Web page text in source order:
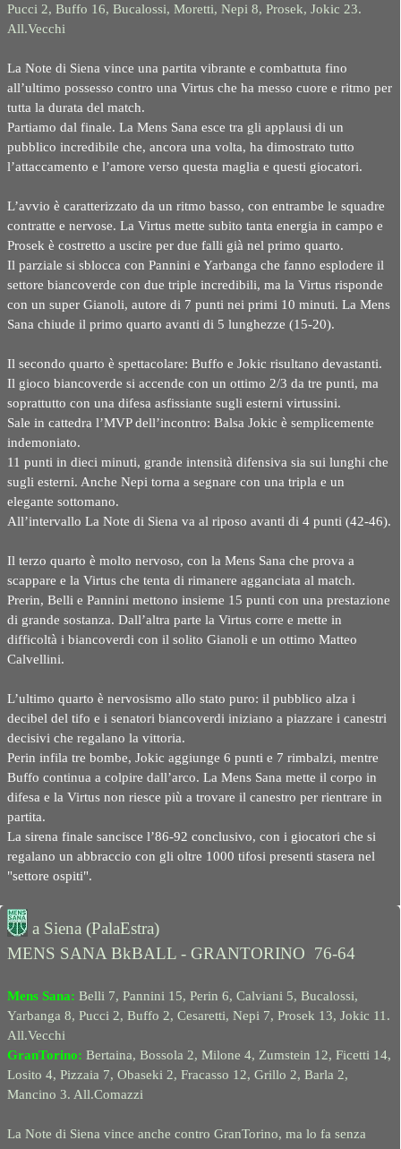
Pucci 2, Buffo 16, Bucalossi, Moretti, Nepi 8, Prosek, Jokic 23.
All.Vecchi
La Note di Siena vince una partita vibrante e combattuta fino
all’ultimo possesso contro una Virtus che ha messo cuore e ritmo per
tutta la durata del match.
Partiamo dal finale. La Mens Sana esce tra gli applausi di un
pubblico incredibile che, ancora una volta, ha dimostrato tutto
l’attaccamento e l’amore verso questa maglia e questi giocatori.
L’avvio è caratterizzato da un ritmo basso, con entrambe le squadre
contratte e nervose. La Virtus mette subito tanta energia in campo e
Prosek è costretto a uscire per due falli già nel primo quarto.
Il parziale si sblocca con Pannini e Yarbanga che fanno esplodere il
settore biancoverde con due triple incredibili, ma la Virtus risponde
con un super Gianoli, autore di 7 punti nei primi 10 minuti. La Mens
Sana chiude il primo quarto avanti di 5 lunghezze (15-20).
Il secondo quarto è spettacolare: Buffo e Jokic risultano devastanti.
Il gioco biancoverde si accende con un ottimo 2/3 da tre punti, ma
soprattutto con una difesa asfissiante sugli esterni virtussini.
Sale in cattedra l’MVP dell’incontro: Balsa Jokic è semplicemente
indemoniato.
11 punti in dieci minuti, grande intensità difensiva sia sui lunghi che
sugli esterni. Anche Nepi torna a segnare con una tripla e un
elegante sottomano.
All’intervallo La Note di Siena va al riposo avanti di 4 punti (42-46).
Il terzo quarto è molto nervoso, con la Mens Sana che prova a
scappare e la Virtus che tenta di rimanere agganciata al match.
Prerin, Belli e Pannini mettono insieme 15 punti con una prestazione
di grande sostanza. Dall’altra parte la Virtus corre e mette in
difficoltà i biancoverdi con il solito Gianoli e un ottimo Matteo
Calvellini.
L’ultimo quarto è nervosismo allo stato puro: il pubblico alza i
decibel del tifo e i senatori biancoverdi iniziano a piazzare i canestri
decisivi che regalano la vittoria.
Perin infila tre bombe, Jokic aggiunge 6 punti e 7 rimbalzi, mentre
Buffo continua a colpire dall’arco. La Mens Sana mette il corpo in
difesa e la Virtus non riesce più a trovare il canestro per rientrare in
partita.
La sirena finale sancisce l’86-92 conclusivo, con i giocatori che si
regalano un abbraccio con gli oltre 1000 tifosi presenti stasera nel
"settore ospiti".
a Siena (PalaEstra)
MENS SANA BkBALL - GRANTORINO 76-64
Mens Sana: Belli 7, Pannini 15, Perin 6, Calviani 5, Bucalossi,
Yarbanga 8, Pucci 2, Buffo 2, Cesaretti, Nepi 7, Prosek 13, Jokic 11.
All.Vecchi
GranTorino: Bertaina, Bossola 2, Milone 4, Zumstein 12, Ficetti 14,
Losito 4, Pizzaia 7, Obaseki 2, Fracasso 12, Grillo 2, Barla 2,
Mancino 3. All.Comazzi
La Note di Siena vince anche contro GranTorino, ma lo fa senza